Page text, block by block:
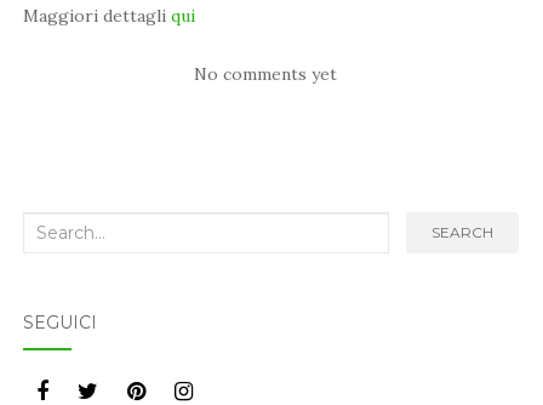
Maggiori dettagliqui
No comments yet
Search
SEARCH
SEGUICI